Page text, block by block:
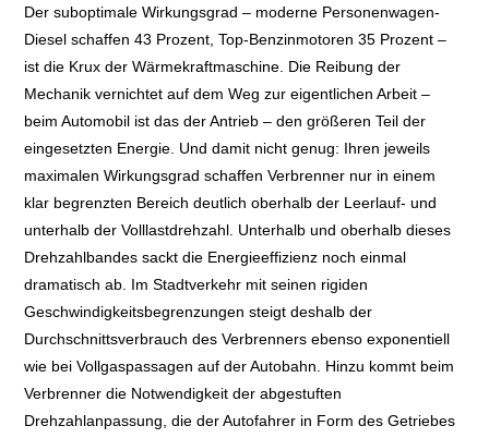
SCHAUFENSTER
E+PIH
LEXIKON A
LEVEL 1
LEVEL 2
LEVEL 3
LEVEL 4
LEVEL 5
Der suboptimale Wirkungsgrad – moderne Personenwagen-
Diesel schaffen 43 Prozent, Top-Benzinmotoren 35 Prozent –
ist die Krux der Wärmekraftmaschine. Die Reibung der
Mechanik vernichtet auf dem Weg zur eigentlichen Arbeit –
beim Automobil ist das der Antrieb – den größeren Teil der
eingesetzten Energie. Und damit nicht genug: Ihren jeweils
maximalen Wirkungsgrad schaffen Verbrenner nur in einem
klar begrenzten Bereich deutlich oberhalb der Leerlauf- und
unterhalb der Volllastdrehzahl. Unterhalb und oberhalb dieses
Drehzahlbandes sackt die Energieeffizienz noch einmal
dramatisch ab. Im Stadtverkehr mit seinen rigiden
Geschwindigkeitsbegrenzungen steigt deshalb der
Durchschnittsverbrauch des Verbrenners ebenso exponentiell
wie bei Vollgaspassagen auf der Autobahn. Hinzu kommt beim
Verbrenner die Notwendigkeit der abgestuften
Drehzahlanpassung, die der Autofahrer in Form des Getriebes